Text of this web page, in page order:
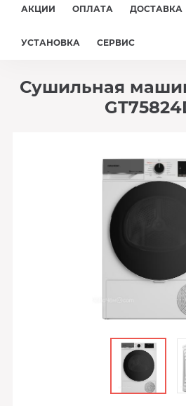
АКЦИИ ОПЛАТА ДОСТАВКА
УСТАНОВКА СЕРВИС
Сушильная